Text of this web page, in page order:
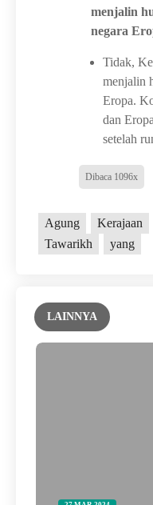
menjalin
negara
Tidak,
menjalin
Eropa.
dan
setelah
Dibaca 1096x
Agung Kerajaan
Tawarikh
yang
LAINNYA